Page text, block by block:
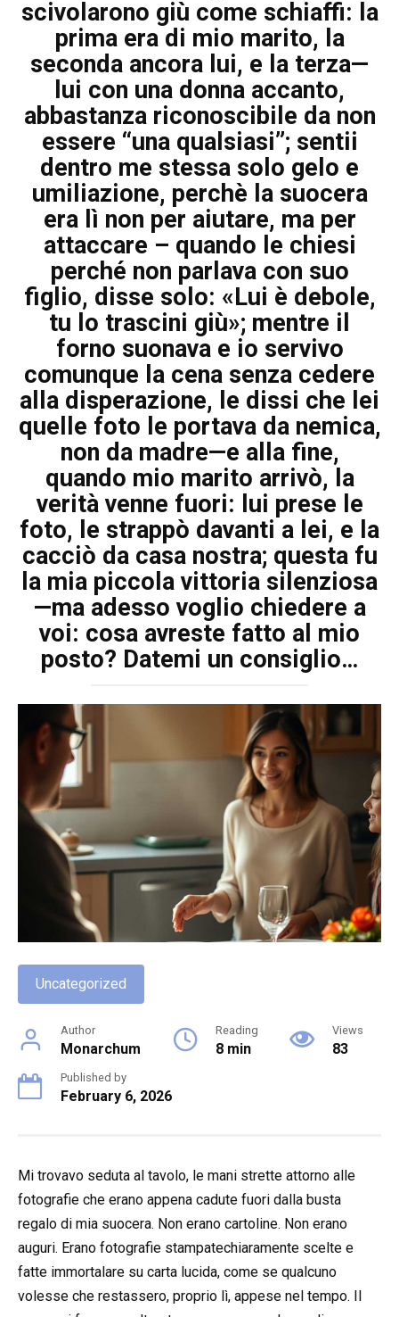
scivolarono giù come schiaffi: la
prima era di mio marito, la
seconda ancora lui, e la terza—
lui con una donna accanto,
abbastanza riconoscibile da non
essere “una qualsiasi”; sentii
dentro me stessa solo gelo e
umiliazione, perchè la suocera
era lì non per aiutare, ma per
attaccare – quando le chiesi
perché non parlava con suo
figlio, disse solo: «Lui è debole,
tu lo trascini giù»; mentre il
forno suonava e io servivo
comunque la cena senza cedere
alla disperazione, le dissi che lei
quelle foto le portava da nemica,
non da madre—e alla fine,
quando mio marito arrivò, la
verità venne fuori: lui prese le
foto, le strappò davanti a lei, e la
cacciò da casa nostra; questa fu
la mia piccola vittoria silenziosa
—ma adesso voglio chiedere a
voi: cosa avreste fatto al mio
posto? Datemi un consiglio…
Uncategorized
Author
Monarchum
Reading
8 min
Views
83
Published by
February 6, 2026
Mi trovavo seduta al tavolo, le mani strette attorno alle
fotografie che erano appena cadute fuori dalla busta
regalo di mia suocera. Non erano cartoline. Non erano
auguri. Erano fotografie stampatechiaramente scelte e
fatte immortalare su carta lucida, come se qualcuno
volesse che restassero, proprio lì, appese nel tempo. Il